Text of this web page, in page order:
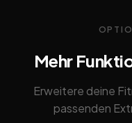
Mehr
Erweitere deine
passenden